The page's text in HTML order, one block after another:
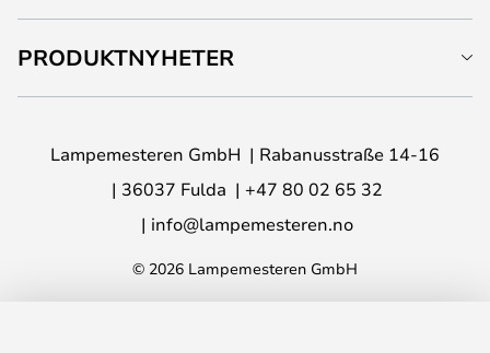
PRODUKTNYHETER
Lampemesteren GmbH
Rabanusstraße 14-16
36037 Fulda
+47 80 02 65 32
info@lampemesteren.no
© 2026 Lampemesteren GmbH